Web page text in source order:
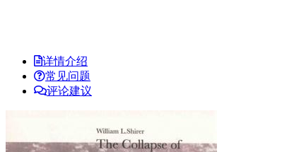
详情介绍
常见问题
评论建议